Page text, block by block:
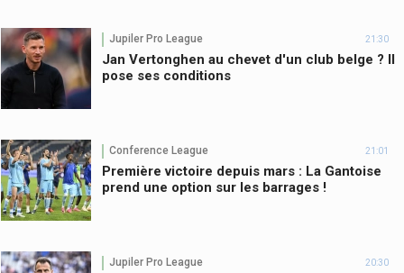
Jupiler Pro League 21:30
Jan Vertonghen au chevet d'un club belge ? Il
pose ses conditions
Conference League 21:01
Première victoire depuis mars : La Gantoise
prend une option sur les barrages !
Jupiler Pro League 20:30